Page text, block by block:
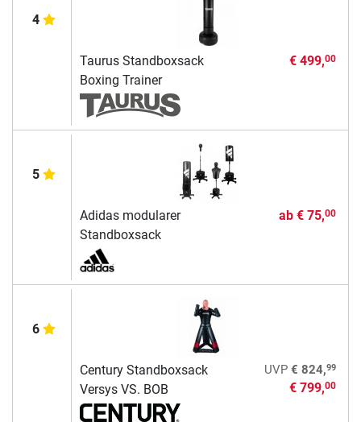
4
Taurus Standboxsack
Boxing Trainer
€ 499,00
5
Adidas modularer
Standboxsack
ab € 75,00
6
Century Standboxsack
Versys VS. BOB
UVP € 824,99
€ 799,00